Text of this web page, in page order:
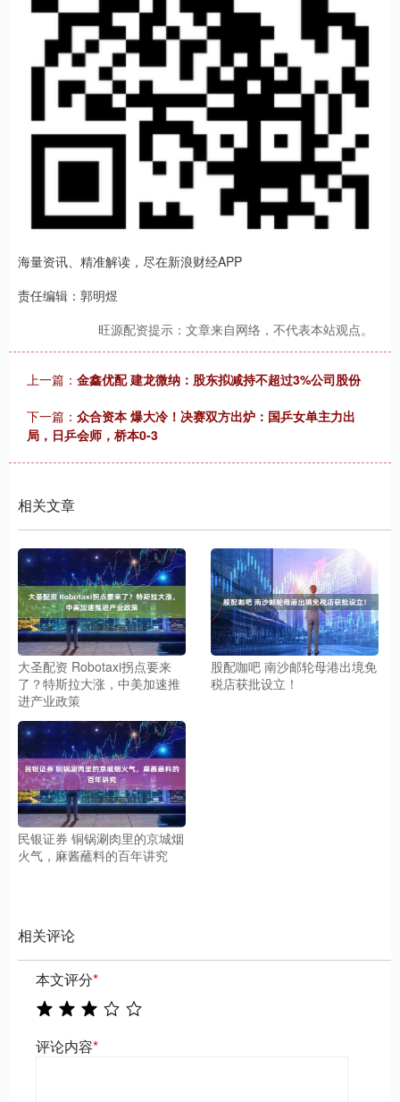
海量资讯、精准解读，尽在新浪财经APP
责任编辑：郭明煜
旺源配资提示：文章来自网络，不代表本站观点。
上一篇： 金鑫优配 建龙微纳：股东拟减持不超过3%公司股份
下一篇： 众合资本 爆大冷！决赛双方出炉：国乒女单主力出
局，日乒会师，桥本0-3
相关文章
大圣配资 Robotaxi拐点要来
了？特斯拉大涨，中美加速推
进产业政策
股配咖吧 南沙邮轮母港出境免
税店获批设立！
民银证券 铜锅涮肉里的京城烟
火气，麻酱蘸料的百年讲究
相关评论
本文评分*
评论内容*